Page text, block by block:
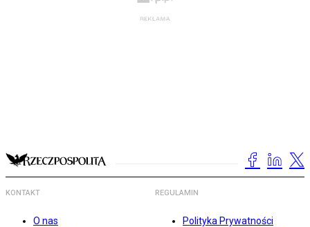
KONTAKT
O nas
REGULAMIN
Polityka Prywatności